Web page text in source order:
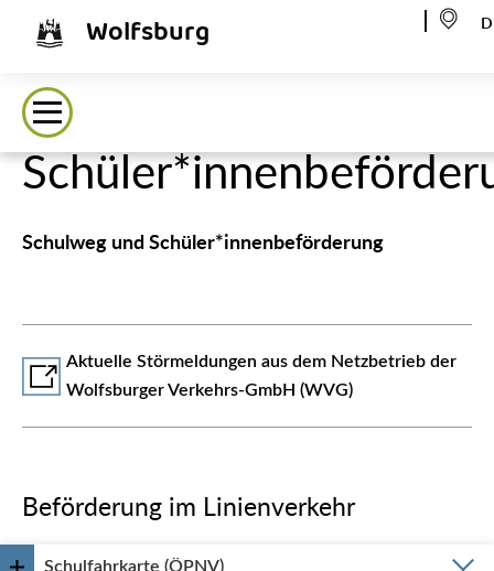
Wolfsburg
Schulweg und Schüler*innenbeförderung
Aktuelle Störmeldungen aus dem Netzbetrieb der
Wolfsburger Verkehrs-GmbH (WVG)
Beförderung im Linienverkehr
Schulfahrkarte (ÖPNV)